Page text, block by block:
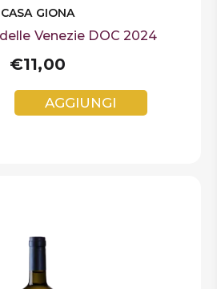
CASA GIONA
Venezie DOC 2024
€11,00
AGGIUNGI